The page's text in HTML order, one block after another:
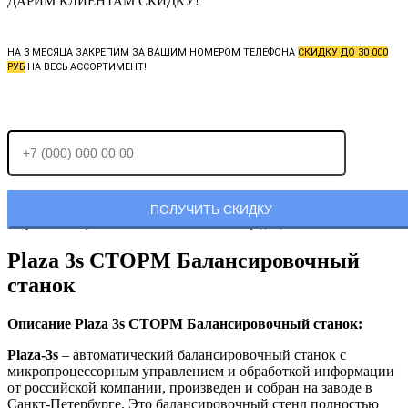
НА 3 МЕСЯЦА ЗАКРЕПИМ ЗА ВАШИМ НОМЕРОМ ТЕЛЕФОНА СКИДКУ ДО 30 000
РУБ НА ВЕСЬ АССОРТИМЕНТ!
Отправляя заявку, Вы соглашаетесь сполитикой конфиденциальности.
Plaza 3s СТОРМ Балансировочный
станок
Описание Plaza 3s СТОРМ Балансировочный станок:
Plaza-3s – автоматический балансировочный станок с
микропроцессорным управлением и обработкой информации
от российской компании, произведен и собран на заводе в
Санкт-Петербурге. Это балансировочный стенд полностью